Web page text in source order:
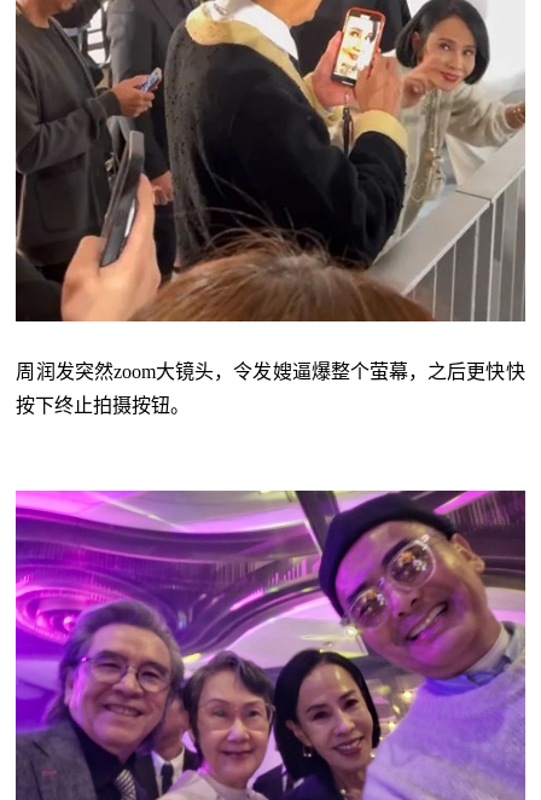
周润发突然zoom大镜头，令发嫂逼爆整个萤幕，之后更快快
按下终止拍摄按钮。